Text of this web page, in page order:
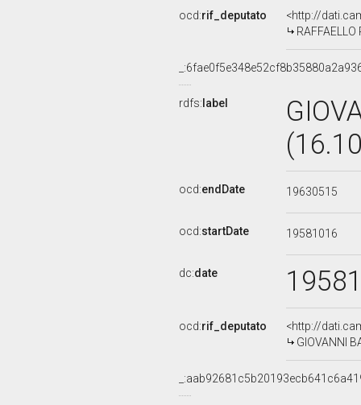
ocd:rif_deputato
<http://
rdfs: label
ocd:endDate 19630515
ocd:startDate 19581016
dc:date
ocd:rif_deputato
<http://
GIOVANNI